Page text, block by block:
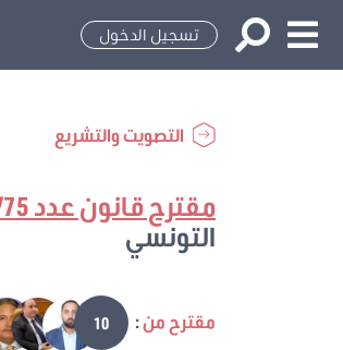
تسجيل الدخول
التصويت والتشريع
مقترح قانون عدد 2019/75
التونسي
مقترح من:
10